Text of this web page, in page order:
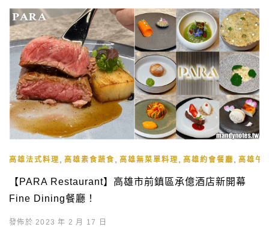
高雄法式料理 高雄素食蔬食 高雄無菜單料理 高雄約會餐廳 高雄午
【PARA Restaurant】高雄市前鎮區承億酒店新開幕
Fine Dining餐廳！
發佈於 2023 年 2 月 17 日